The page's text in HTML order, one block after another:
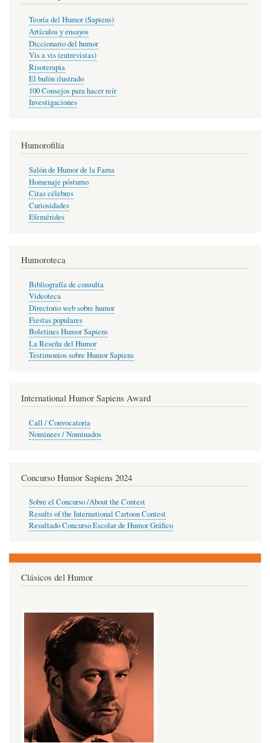
Teoría del Humor (Sapiens)
Artículos y ensayos
Diccionario del humor
Vis a vis (entrevistas)
Risoterapia
El bufón ilustrado
100 Consejos para hacer reír
Investigaciones
Humorofilia
Salón de Humor de la Fama
Homenaje póstumo
Citas célebres
Curiosidades
Efemérides
Humoroteca
Bibliografía de consulta
Videoteca
Directorio web sobre humor
Fiestas populares
Boletines Humor Sapiens
La Reseña del Humor
Testimonios sobre Humor Sapiens
International Humor Sapiens Award
Call / Convocatoria
Nominees / Nominados
Concurso Humor Sapiens 2024
Sobre el Concurso /About the Contest
Results of the International Cartoon Contest
Resultado Concurso Escolar de Humor Gráfico
Clásicos del Humor